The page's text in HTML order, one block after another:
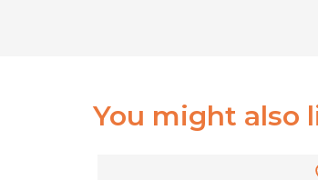
You might also